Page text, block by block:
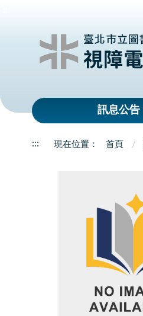
訊息公告
::: 首頁